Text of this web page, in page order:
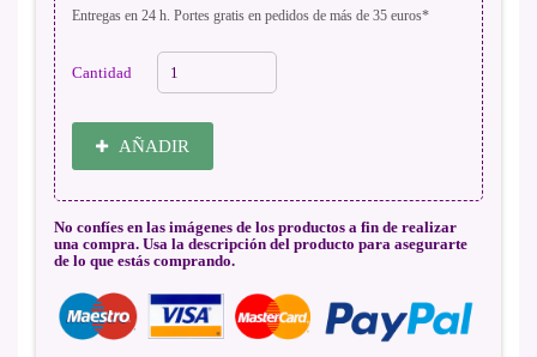
Entregas en 24 h. Portes gratis en pedidos de más de 35 euros*
Cantidad
AÑADIR
No confíes en las imágenes de los productos a fin de realizar
una compra. Usa la descripción del producto para asegurarte
de lo que estás comprando.